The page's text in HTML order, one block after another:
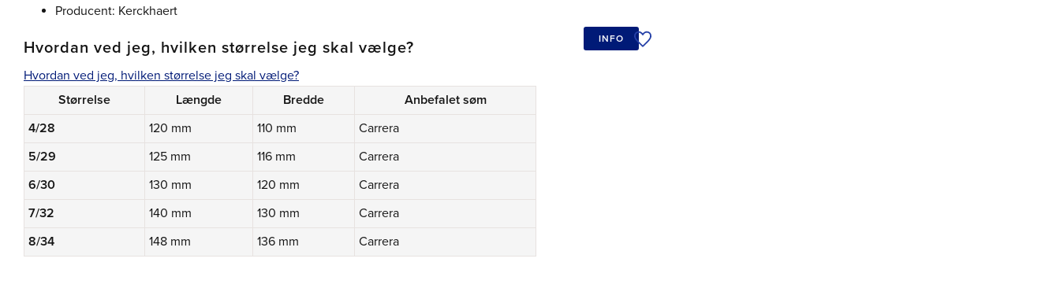
Producent: Kerckhaert
Hvordan ved jeg, hvilken størrelse jeg skal vælge?
Hvordan ved jeg, hvilken størrelse jeg skal vælge?
Størrelse
Længde Bredde
Anbefalet søm
4/28
120 mm 110 mm
Carrera
5/29
125 mm 116 mm
Carrera
6/30
130 mm 120 mm
Carrera
7/32
140 mm 130 mm
Carrera
8/34
148 mm 136 mm Carrera
Tilføj til ønskeliste
INFO